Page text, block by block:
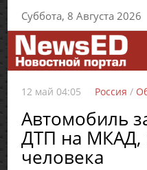
Суббота, 8 Августа 2026
12 май 04:05 Россия /
Автомобиль
ДТП на МКАД,
человека